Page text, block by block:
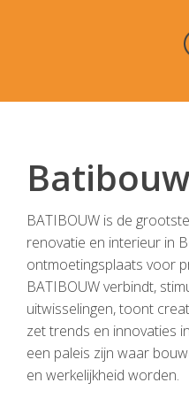
Batibouw
BATIBOUW is de
renovatie en interieur in
ontmoetingsplaats voor
BATIBOUW verbindt,
uitwisselingen, toont
zet trends en innovaties
een paleis zijn waar
en werkelijkheid worden.